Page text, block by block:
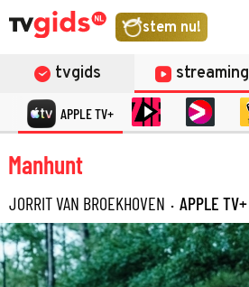
stem nu!
tvgids streaming
APPLE TV+
Manhunt
JORRIT VAN BROEKHOVEN · APPLE TV+